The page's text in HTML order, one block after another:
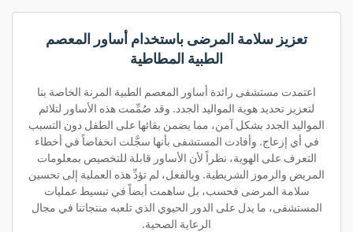
تعزيز سلامة المرضى باستخدام أساور المعصم
الطبية المطاطية
اعتمدت مستشفى رائدة أساور المعصم الطبية المرنة الخاصة بنا
لتعزيز تحديد هوية المواليد الجدد. وقد صُمِّمت هذه الأساور لتلائم
المواليد الجدد بشكل آمن، مما يضمن بقائها على الطفل دون التسبب
في أي إزعاج. وأفادت المستشفى بأنها سجَّلت انخفاضاً في أخطاء
التعرف على الهوية، نظراً لأن الأساور قابلة للتخصيص بمعلومات
المريض والرموز الشريطية. وبالفعل، لم تؤدِّ هذه العملية إلى تحسين
سلامة المرضى فحسب، بل ساهمت أيضاً في تبسيط عمليات
المستشفى، ما يدل على الدور الحيوي الذي تلعبه منتجاتنا في مجال
الرعاية الصحية.